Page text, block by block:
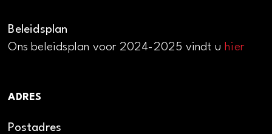
Beleidsplan
Ons beleidsplan voor 2024-2025 vindt u hier
ADRES
Postadres